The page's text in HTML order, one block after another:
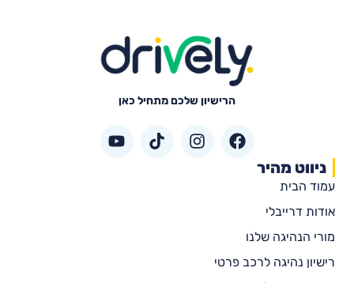
הרישיון שלכם מתחיל כאן
ניווט מהיר
עמוד הבית
אודות דרייבלי
מורי הנהיגה שלנו
רישיון נהיגה לרכב פרטי